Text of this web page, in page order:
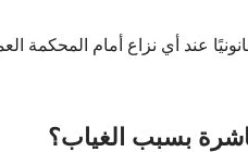
عند أي نزاع أمام المحكمة
بسبب الغياب؟